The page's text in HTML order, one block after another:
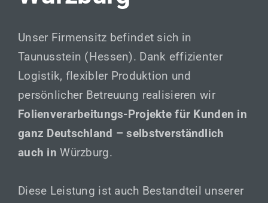
Unser Firmensitz befindet sich in
Taunusstein (Hessen). Dank effizienter
Logistik, flexibler Produktion und
persönlicher Betreuung realisieren wir
Folienverarbeitungs-Projekte für Kunden in
ganz Deutschland – selbstverständlich
auch in Würzburg.
Diese Leistung ist auch Bestandteil unserer